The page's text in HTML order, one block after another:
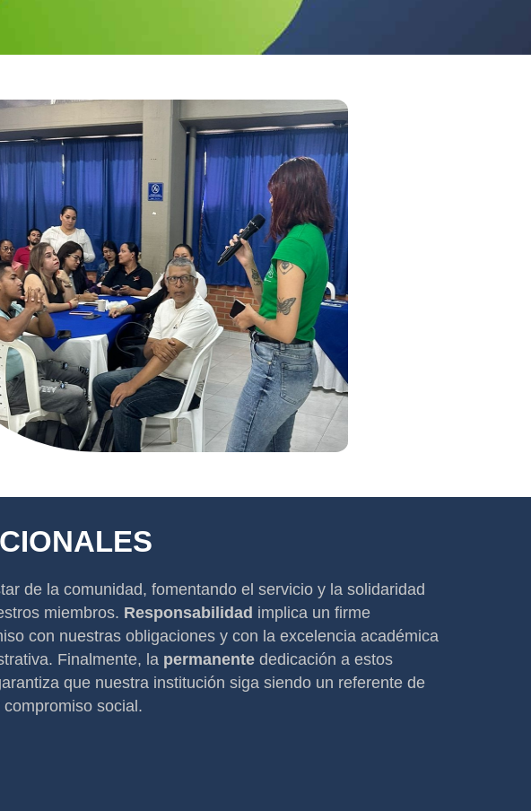
de la comunidad, fomentando el servicio y la solidaridad
miembros. Responsabilidad implica un firme
con nuestras obligaciones y con la excelencia académica
Finalmente, la permanente dedicación a estos
que nuestra institución siga siendo un referente de
social.